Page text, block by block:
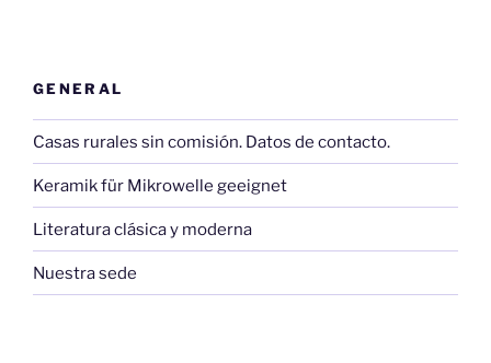
GENERAL
Casas rurales sin comisión. Datos de contacto.
Keramik für Mikrowelle geeignet
Literatura clásica y moderna
Nuestra sede